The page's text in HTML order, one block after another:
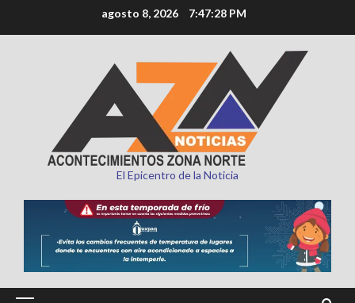
al
agosto 8, 2026 7:47:30 PM
El Epicentro de la Noticia